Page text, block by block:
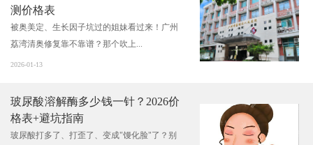
测价格表
​被奥美定、生长因子坑过的姐妹看过来！广州
荔湾清奥修复靠不靠谱？那个吹上...
2026-01-13
玻尿酸溶解酶多少钱一针？2026价
格表+避坑指南
玻尿酸打多了、打歪了、变成"馒化脸"了？别